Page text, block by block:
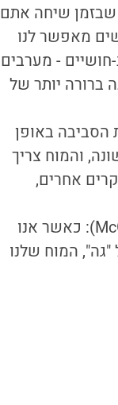
שיחה אתם
מאפשר לנו
- מערבים
ברורה יותר של
הסביבה באופן
והמוח צריך
אחרים,
דוגמה לכך נוכל לראות באשליה חושית בשם "אפקט מק'גורק" (McGurk effect): כאשר אנו
המוח שלנו